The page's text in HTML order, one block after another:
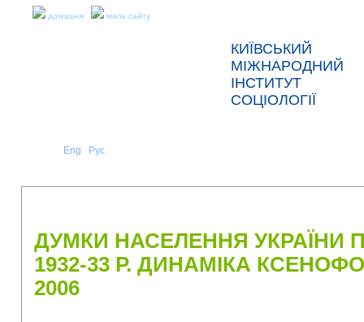
домашня мапа сайту
КИЇВСЬКИЙ
МІЖНАРОДНИЙ
ІНСТИТУТ
СОЦІОЛОГІЇ
Eng Рус
ДУМКИ НАСЕЛЕННЯ УКРАЇНИ
1932-33 Р. ДИНАМІКА
2006